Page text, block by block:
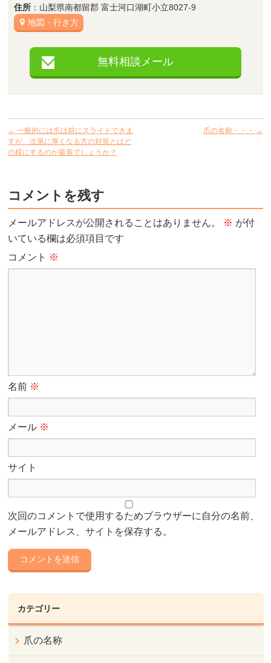
住所 ：山梨県南都留郡 富士河口湖町小立8027-9
地図・行き方
無料相談メール
← 一般的には爪は前にスライドできま
すが、次第に厚くなる方の対策とはど
の様にするのが最善でしょうか？
爪の名称・・・ →
コメントを残す
メールアドレスが公開されることはありません。 ※ が付
いている欄は必須項目です
コメント ※
名前 ※
メール ※
サイト
次回のコメントで使用するためブラウザーに自分の名前、
メールアドレス、サイトを保存する。
カテゴリー
爪の名称